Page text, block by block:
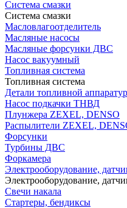
Система смазки
Система смазки
Масловлагоотделитель
Масляные насосы
Масляные форсунки ДВС
Насос вакуумный
Топливная система
Топливная система
Детали топливной
Насос подкачки ТНВД
Плунжера ZEXEL, DENSO
Распылители ZEXEL,
Форсунки
Турбины ДВС
Форкамера
Электрооборудование,
Электрооборудование,
Свечи накала
Стартеры, бендиксы